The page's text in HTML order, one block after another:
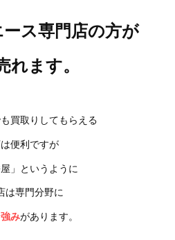
ス専門店の方が
れます。
買取りしてもらえる
便利ですが
屋」というように
は専門分野に
みがあります。